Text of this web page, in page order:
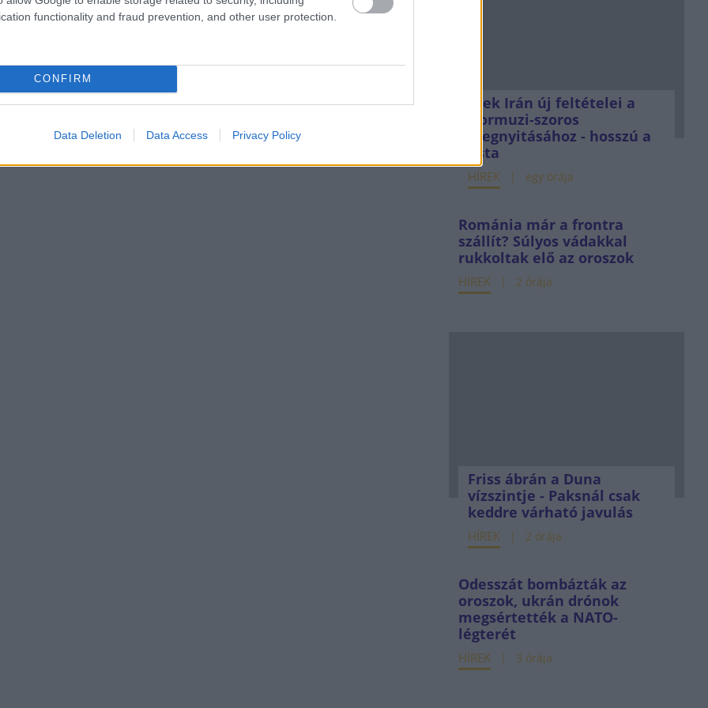
functionality and fraud prevention, and other user protection.
CONFIRM
Data Deletion Data Access Privacy Policy
Ezek Irán új feltételei a
Hormuzi-szoros
megnyitásához - hosszú a
lista
HÍREK egy órája
Románia már a frontra
szállít? Súlyos vádakkal
rukkoltak elő az oroszok
HÍREK 2 órája
Friss ábrán a Duna
vízszintje - Paksnál csak
keddre várható javulás
HÍREK 2 órája
Odesszát bombázták az
oroszok, ukrán drónok
megsértették a NATO-
légterét
HÍREK 3 órája